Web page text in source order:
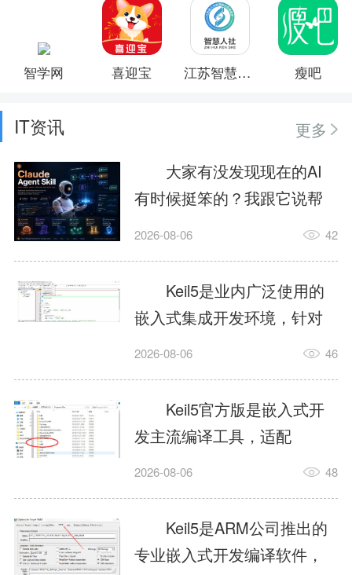
智学网 喜迎宝 江苏智慧人社 瘦吧
IT资讯
更多
大家有没发现现在的AI
有时候挺笨的？我跟它说帮
我订个明天早上的闹钟，它
这样？因为AI，就是个只会
耍嘴皮子的书呆子。它脑子
里有海量知识，但没有真正
激发出来实力。而
AgentSkill，就是给AI大脑装
上的一双机械手，它真的能
解决很多问题。1什么是
AgentSkillSkill指...
2026-08-06 42
Keil5是业内广泛使用的
嵌入式集成开发环境，针对
ARM、51内核单片机提供编
力，代码编译稳定，调试工
具成熟，大量开源项目基于
该平台开发。新项目需要单
独下载对应芯片支持包，新
手配置难度较高，正版商业
授权费用不菲，未授权版本
存在程序容量限制，适合硬
2026-08-06 46
Keil5官方版是嵌入式开
发主流编译工具，适配
STM32、51单片机等多款芯
在线调试、代码仿真，兼容
众多厂商芯片安装包。软件
需要手动添加器件库，初次
2026-08-06 48
Keil5是ARM公司推出的
专业嵌入式开发编译软件，